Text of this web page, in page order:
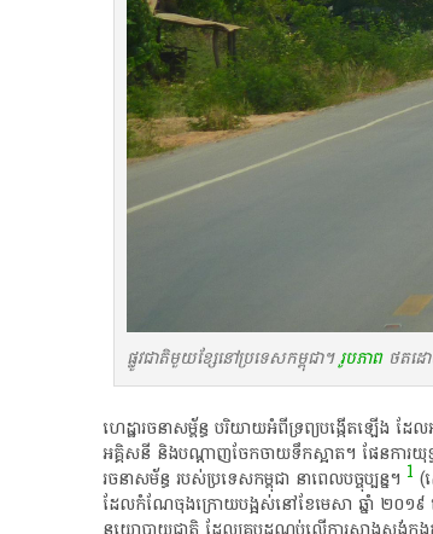
ផ្លូវជាតិមួយខ្សែនៅប្រទេសកម្ពុជា។រូបភាពថតដោ
ហេដ្ឋារចនាសម្ព័ន្ធ​ បរិយាយ​អំពី​ទ្រព្យ​បង្កើត​ឡើង​ ដ
អគ្គិសនី​ និង​បណ្តាញ​ចែកចាយ​ទឹក​ស្អាត​។​ ផែនការ​យុទ្
រចនា​ស​ម័​ន្ធ​ របស់​ប្រទេស​កម្ពុជា​ នា​ពេល​បច្ចុប្បន្ន​។​ 1
ដែល​កំណែ​ចុង​ក្រោយបង្អស់​នៅ​ខែមេសា​ ឆ្នាំ​ ២០១៩​